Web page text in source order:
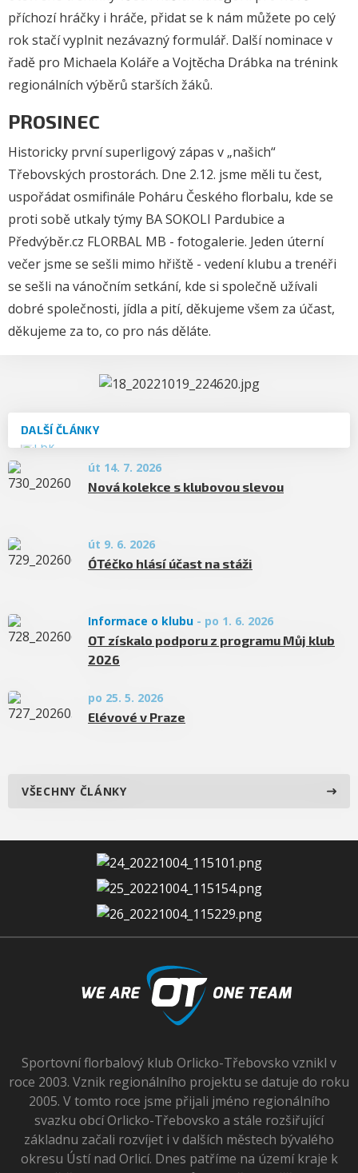
DALŠÍ ČLÁNKY
út 14. 7. 2026
Nová kolekce s klubovou slevou
út 9. 6. 2026
ÓTéčko hlásí účast na stáži
Informace o klubu - po 1. 6. 2026
OT získalo podporu z programu Můj klub
2026
po 25. 5. 2026
Elévové v Praze
VŠECHNY ČLÁNKY
příchozí hráčky i hráče, přidat se k nám můžete po celý
rok stačí vyplnit nezávaznýformulář. Další nominace v
řadě pro Michaela Koláře a Vojtěcha Drábka na trénink
regionálních výběrů starších žáků.
PROSINEC
Historicky první superligový zápas v „našich“
Třebovských prostorách. Dne 2.12. jsme měli tu čest,
uspořádat osmifinále Poháru Českého florbalu, kde se
proti sobě utkaly týmy BA SOKOLI Pardubice a
Předvýběr.cz FLORBAL MB - fotogalerie. Jeden úterní
večer jsme se sešli mimo hřiště - vedení klubu a trenéři
se sešli na vánočním setkání, kde si společně užívali
dobré společnosti, jídla a pití, děkujeme všem za účast,
děkujeme za to, co pro nás děláte.
Sportovní florbalový klub Orlicko-Třebovsko vznikl v
roce 2003. Vznik regionálního projektu se datuje do roku
2005. V tomto roce jsme přijali jméno regionálního
svazku obcí Orlicko-Třebovsko a stále rozšiřující
základnu začali rozvíjet i v dalších městech bývalého
okresu Ústí nad Orlicí. Dnes patříme na území kraje k